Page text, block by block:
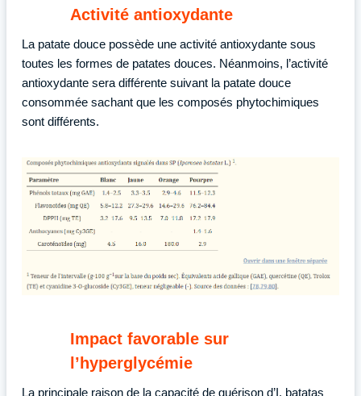
Activité antioxydante
La patate douce possède une activité antioxydante sous
toutes les formes de patates douces. Néanmoins, l’activité
antioxydante sera différente suivant la patate douce
consommée sachant que les composés phytochimiques
sont différents.
Impact favorable sur
l’hyperglycémie
La principale raison de la capacité de guérison d’I. batatas